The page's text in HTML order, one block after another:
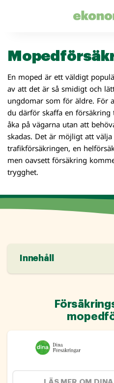
En moped är ett väldigt
av att det är så smidigt och
ungdomar som för äldre. För
du därför skaffa en
åka på vägarna utan att
skadas. Det är möjligt att
trafikförsäkringen, en
men oavsett försäkring
trygghet.
Innehåll